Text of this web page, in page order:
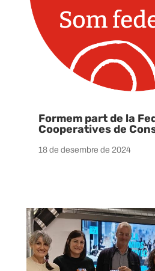
Formem part de la
Cooperatives de
18 de desembre de 2024